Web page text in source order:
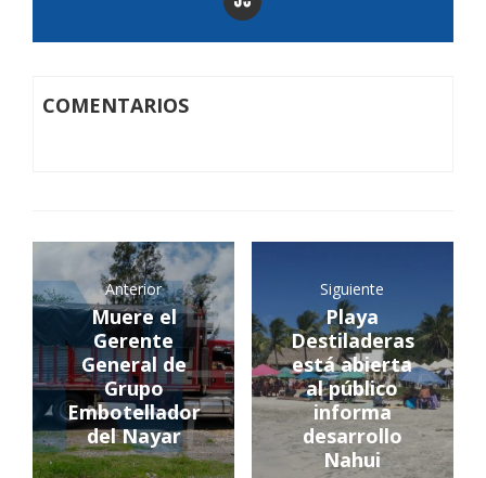
COMENTARIOS
Anterior
Muere el
Gerente
General de
Grupo
Embotellador
del Nayar
Siguiente
Playa
Destiladeras
está abierta
al público
informa
desarrollo
Nahui